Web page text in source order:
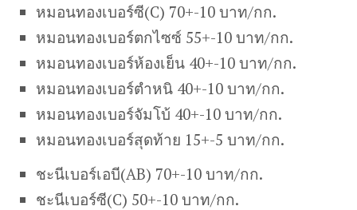
หมอนทองเบอร์ซี(C) 70+-10 บาท/กก.
หมอนทองเบอร์ตกไซซ์ 55+-10 บาท/กก.
หมอนทองเบอร์ห้องเย็น 40+-10 บาท/กก.
หมอนทองเบอร์ตำหนิ 40+-10 บาท/กก.
หมอนทองเบอร์จัมโบ้ 40+-10 บาท/กก.
หมอนทองเบอร์สุดท้าย 15+-5 บาท/กก.
ชะนีเบอร์เอบี(AB) 70+-10 บาท/กก.
ชะนีเบอร์ซี(C) 50+-10 บาท/กก.